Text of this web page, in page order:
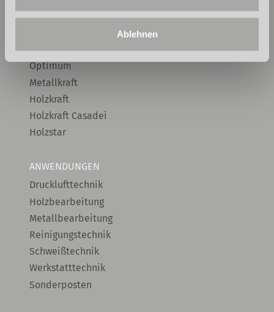
Ablehnen
Unicraft
Optimum
Metallkraft
Holzkraft
Holzkraft Casadei
Holzstar
ANWENDUNGEN
Drucklufttechnik
Holzbearbeitung
Metallbearbeitung
Reinigungstechnik
Schweißtechnik
Werkstatttechnik
Sonderposten